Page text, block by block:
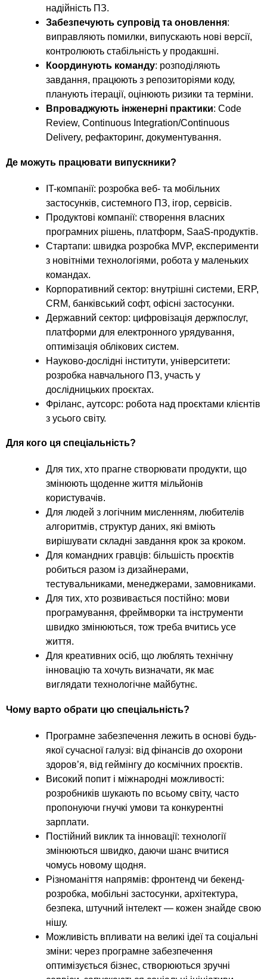
надійність ПЗ.
Забезпечують супровід та оновлення:
виправляють помилки, випускають нові версії,
контролюють стабільність у продакшні.
Координують команду: розподіляють
завдання, працюють з репозиторіями коду,
планують ітерації, оцінюють ризики та терміни.
Впроваджують інженерні практики: Code
Review, Continuous Integration/Continuous
Delivery, рефакторинг, документування.
Де можуть працювати випускники?
IT-компанії: розробка веб- та мобільних
застосунків, системного ПЗ, ігор, сервісів.
Продуктові компанії: створення власних
програмних рішень, платформ, SaaS-продуктів.
Стартапи: швидка розробка MVP, експерименти
з новітніми технологіями, робота у маленьких
командах.
Корпоративний сектор: внутрішні системи, ERP,
CRM, банківський софт, офісні застосунки.
Державний сектор: цифровізація держпослуг,
платформи для електронного урядування,
оптимізація облікових систем.
Науково-дослідні інститути, університети:
розробка навчального ПЗ, участь у
дослідницьких проєктах.
Фріланс, аутсорс: робота над проєктами клієнтів
з усього світу.
Для кого ця спеціальність?
Для тих, хто прагне створювати продукти, що
змінюють щоденне життя мільйонів
користувачів.
Для людей з логічним мисленням, любителів
алгоритмів, структур даних, які вміють
вирішувати складні завдання крок за кроком.
Для командних гравців: більшість проєктів
робиться разом із дизайнерами,
тестувальниками, менеджерами, замовниками.
Для тих, хто розвивається постійно: мови
програмування, фреймворки та інструменти
швидко змінюються, тож треба вчитись усе
життя.
Для креативних осіб, що люблять технічну
інновацію та хочуть визначати, як має
виглядати технологічне майбутнє.
Чому варто обрати цю спеціальність?
Програмне забезпечення лежить в основі будь-
якої сучасної галузі: від фінансів до охорони
здоров’я, від геймінгу до космічних проєктів.
Високий попит і міжнародні можливості:
розробників шукають по всьому світу, часто
пропонуючи гнучкі умови та конкурентні
зарплати.
Постійний виклик та інновації: технології
змінюються швидко, даючи шанс вчитися
чомусь новому щодня.
Різноманіття напрямів: фронтенд чи бекенд-
розробка, мобільні застосунки, архітектура,
безпека, штучний інтелект — кожен знайде свою
нішу.
Можливість впливати на великі ідеї та соціальні
зміни: через програмне забезпечення
оптимізується бізнес, створюються зручні